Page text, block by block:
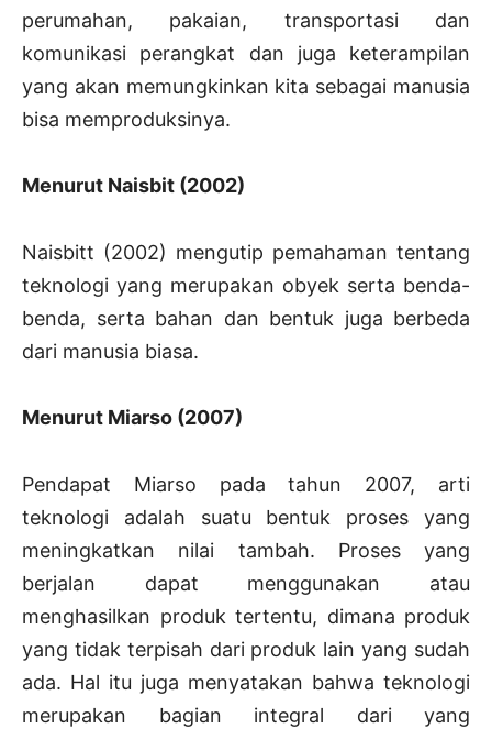
perumahan, pakaian, transportasi dan
komunikasi perangkat dan juga keterampilan
yang akan memungkinkan kita sebagai manusia
bisa memproduksinya.
Menurut Naisbit (2002)
Naisbitt (2002) mengutip pemahaman tentang
teknologi yang merupakan obyek serta benda-
benda, serta bahan dan bentuk juga berbeda
dari manusia biasa.
Menurut Miarso (2007)
Pendapat Miarso pada tahun 2007, arti
teknologi adalah suatu bentuk proses yang
meningkatkan nilai tambah. Proses yang
berjalan dapat menggunakan atau
menghasilkan produk tertentu, dimana produk
yang tidak terpisah dari produk lain yang sudah
ada. Hal itu juga menyatakan bahwa teknologi
merupakan bagian integral dari yang